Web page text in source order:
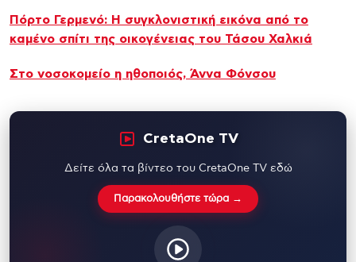
Πόρτο Γερμενό: Η συγκλονιστική εικόνα από το
καμένο σπίτι της οικογένειας του Τάσου Χαλκιά
Στο νοσοκομείο η ηθοποιός, Άννα Φόνσου
CretaOne TV
Δείτε όλα τα βίντεο του CretaOne TV εδώ
Παρακολουθήστε τώρα →